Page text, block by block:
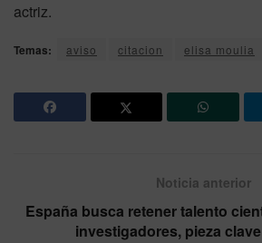
actriz.
Temas: aviso citacion elisa moulia
Noticia anterior
España busca retener talento
investigadores, pieza